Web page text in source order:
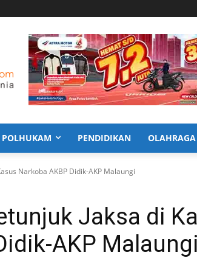
POLHUKAM PENDIDIKAN OLAHRAGA
Narkoba AKBP Didik-AKP Malaungi
Jaksa di
AKP Malaungi